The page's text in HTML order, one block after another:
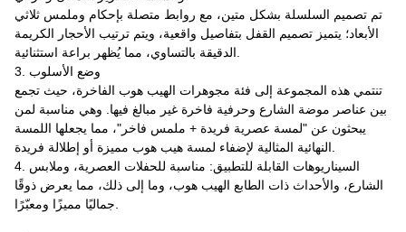
تم تصميم السلسلة بشكل متين، مع روابط متصلة بإحكام وملمس ثلاثي
الأبعاد؛ يتميز تصميم القفل بتفاصيل واقعية، ويتم ترتيب الأحجار الكريمة
3. وضع الأسلوب
تنتمي هذه المجموعة إلى فئة مجوهرات الهيب هوب الفاخرة، حيث تجمع
بين عناصر موضة الشارع وحرفية فاخرة غير مبالغ فيها. وهي مناسبة لمن
يبحثون عن "لمسة عصرية فريدة + ملمس فاخر"، مما يجعلها اللمسة
4. السيناريوهات القابلة للتطبيق: مناسبة للحفلات العصرية، وملابس
الشارع، والأحداث ذات الطابع الهيب هوب، وما إلى ذلك، مما يعرض ذوقًا